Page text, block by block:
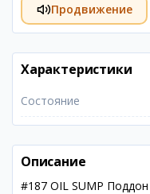
Продвижение
Характеристики
Состояние
Описание
#187 OIL SUMP